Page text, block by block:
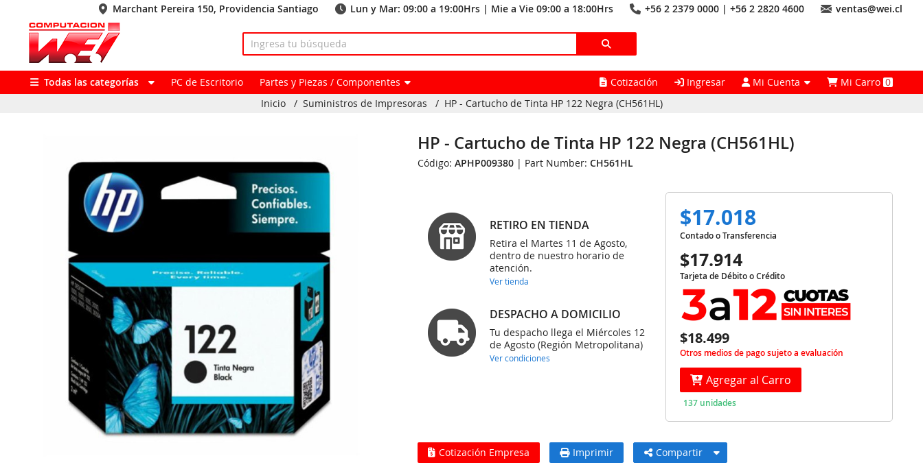
Marchant Pereira 150, Providencia Santiago Lun y Mar: 09:00 a 19:00Hrs | Mie a Vie 09:00 a 18:00Hrs +56 2 2379 0000 | +56 2 2820 4600 ventas@wei.cl
Todas las categorías PC de Escritorio Partes y Piezas / Componentes Cotización Ingresar Mi Cuenta Mi Carro0
Inicio
/ Suministros de Impresoras / HP - Cartucho de Tinta HP 122 Negra (CH561HL)
HP - Cartucho de Tinta HP 122 Negra (CH561HL)
Código:APHP009380 | Part Number:CH561HL
RETIRO EN TIENDA
Retira el Martes 11 de Agosto,
dentro de nuestro horario de
atención.
Ver tienda
DESPACHO A DOMICILIO
Tu despacho llega el Miércoles 12
de Agosto (Región Metropolitana)
Ver condiciones
$17.018
Contado o Transferencia
$17.914
Tarjeta de Débito o Crédito
$18.499
Otros medios de pago sujeto a evaluación
Agregar al Carro
137 unidades
Cotización Empresa Imprimir Compartir